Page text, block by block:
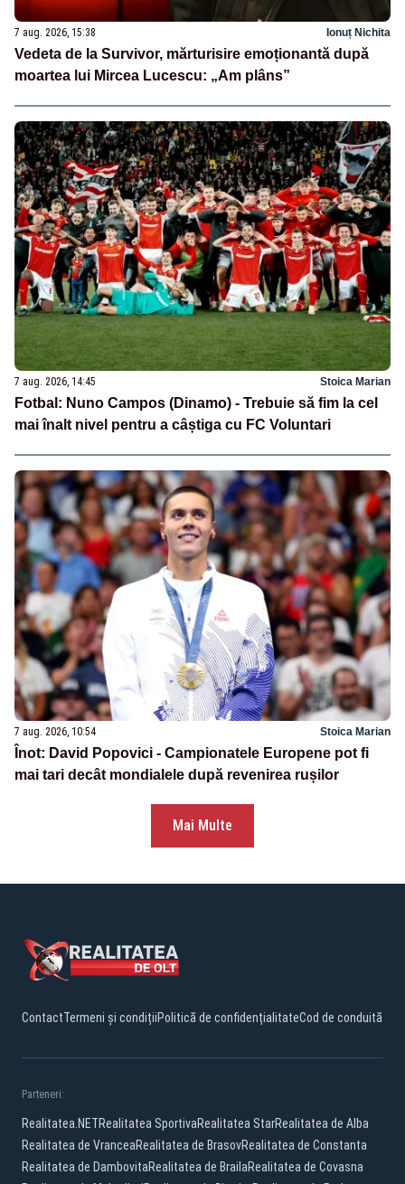
7 aug. 2026, 15:38 Ionuț Nichita
Vedeta de la Survivor, mărturisire emoționantă după
moartea lui Mircea Lucescu: „Am plâns”
7 aug. 2026, 14:45 Stoica Marian
Fotbal: Nuno Campos (Dinamo) - Trebuie să fim la cel
mai înalt nivel pentru a câștiga cu FC Voluntari
7 aug. 2026, 10:54 Stoica Marian
Înot: David Popovici - Campionatele Europene pot fi
mai tari decât mondialele după revenirea rușilor
Mai Multe
ContactTermeni și condițiiPolitică de confidențialitateCod de conduită
Parteneri:
Realitatea.NETRealitatea SportivaRealitatea StarRealitatea de Alba
Realitatea de VranceaRealitatea de BrasovRealitatea de Constanta
Realitatea de DambovitaRealitatea de BrailaRealitatea de Covasna